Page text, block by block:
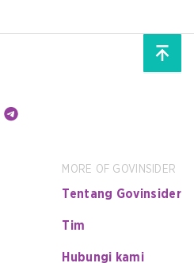
MORE OF GOVINSIDER
Tentang Govinsider
Tim
Hubungi kami